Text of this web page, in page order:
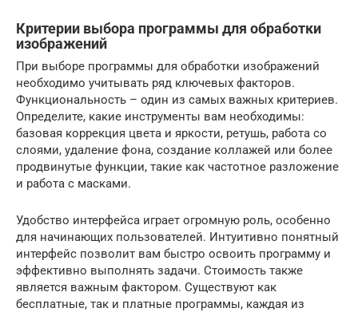
Критерии выбора программы для обработки
изображений
При выборе программы для обработки изображений
необходимо учитывать ряд ключевых факторов.
Функциональность – один из самых важных критериев.
Определите, какие инструменты вам необходимы:
базовая коррекция цвета и яркости, ретушь, работа со
слоями, удаление фона, создание коллажей или более
продвинутые функции, такие как частотное разложение
и работа с масками.
Удобство интерфейса играет огромную роль, особенно
для начинающих пользователей. Интуитивно понятный
интерфейс позволит вам быстро освоить программу и
эффективно выполнять задачи. Стоимость также
является важным фактором. Существуют как
бесплатные, так и платные программы, каждая из